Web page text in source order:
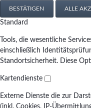
BESTÄTIGEN ALLE
Standard
Tools, die wesentliche
einschließlich
Standortsicherheit. Diese
Kartendienste
Externe Dienste die zur